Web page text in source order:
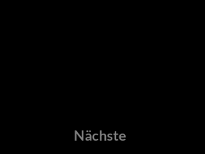
Nächste